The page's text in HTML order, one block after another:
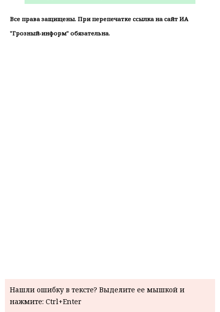
Все права защищены. При перепечатке ссылка на сайт ИА
"Грозный-информ" обязательна.
Нашли ошибку в тексте? Выделите ее мышкой и
нажмите: Ctrl+Enter